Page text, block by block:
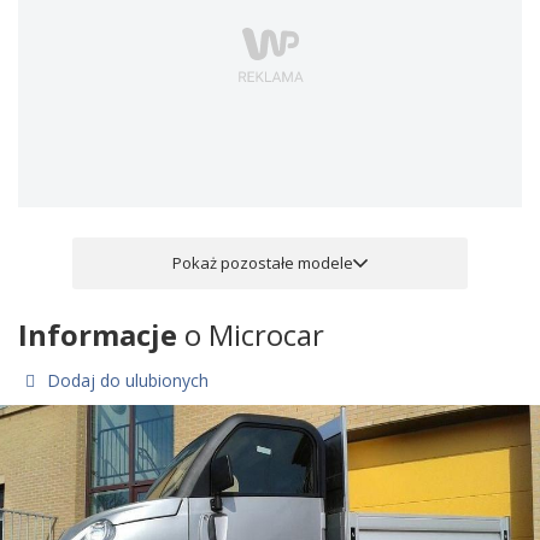
Pokaż pozostałe modele
Informacje o Microcar
Dodaj do ulubionych